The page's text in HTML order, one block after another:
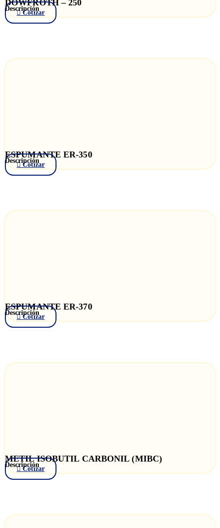
DOWFROTH – 250
Descripción
Cotizar
ESPUMANTE ER-350
Descripción
Cotizar
ESPUMANTE ER-370
Descripción
Cotizar
METIL ISOBUTIL CARBONIL (MIBC)
Descripción
Cotizar